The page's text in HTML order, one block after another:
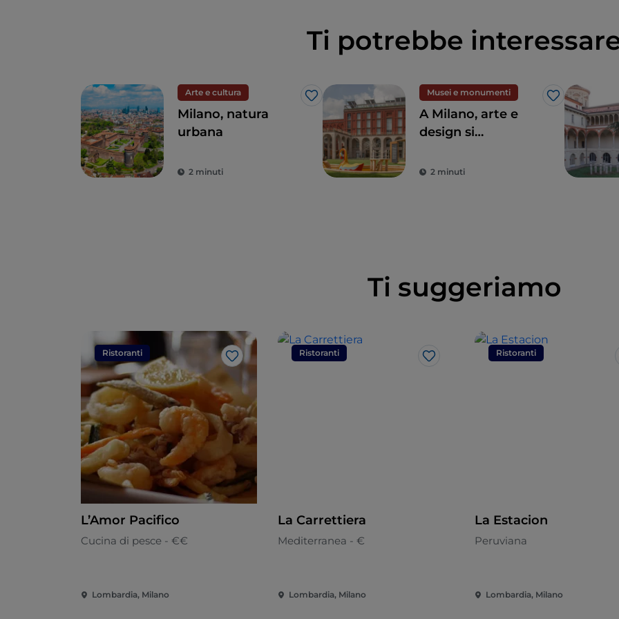
Ti potrebbe
Arte e cultura
Like
Milano, natura
urbana
2 minuti
Musei e monumenti
Like
A Milano, arte e
design si
Triennale
2 minuti
Ti suggeriamo
Ristoranti
Like
L’Amor Pacifico
Cucina di pesce - €€
Lombardia, Milano
Ristoranti
Like
La Carrettiera
Mediterranea - €
Lombardia, Milano
Ristoranti
La Estacion
Peruviana
Lombardia, Milano